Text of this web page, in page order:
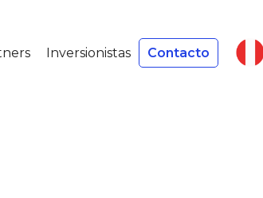
Inversionistas Contacto